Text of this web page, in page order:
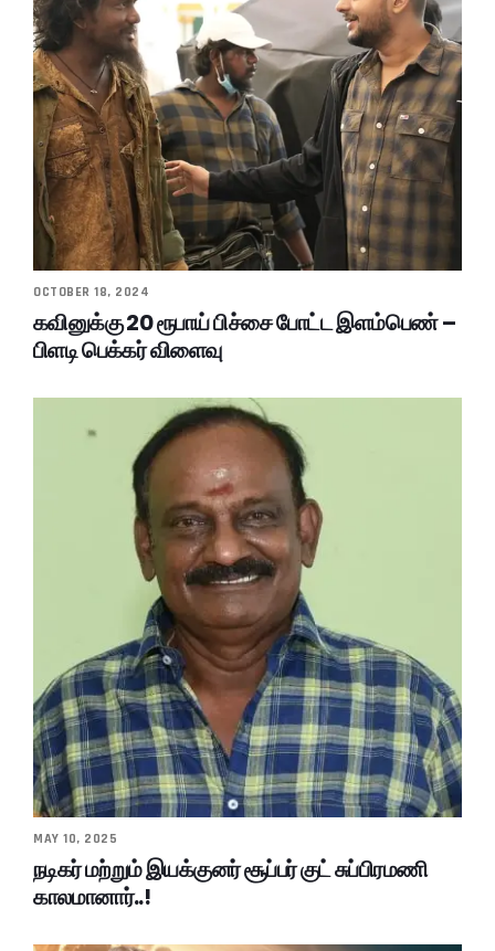
OCTOBER 18, 2024
கவினுக்கு 20 ரூபாய் பிச்சை போட்ட இளம்பெண் –
பிளடி பெக்கர் விளைவு
MAY 10, 2025
நடிகர் மற்றும் இயக்குனர் சூப்பர் குட் சுப்பிரமணி
காலமானார்..!